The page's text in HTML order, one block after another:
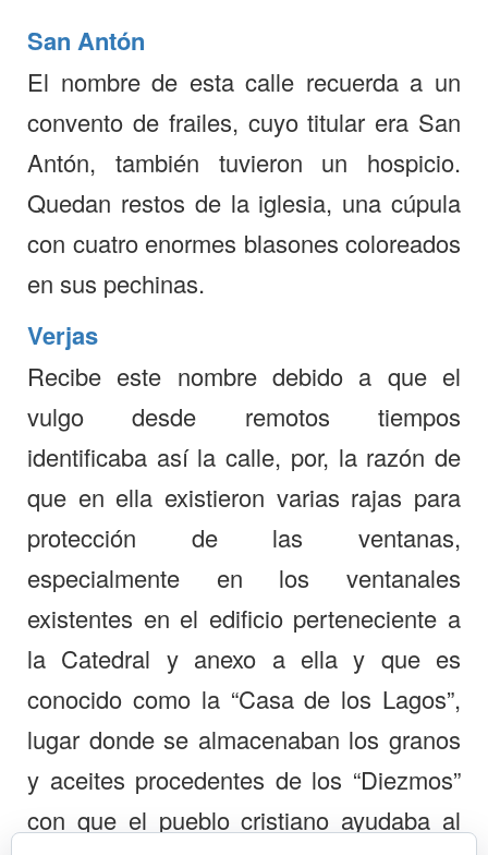
San Antón
El nombre de esta calle recuerda a un
convento de frailes, cuyo titular era San
Antón, también tuvieron un hospicio.
Quedan restos de la iglesia, una cúpula
con cuatro enormes blasones coloreados
en sus pechinas.
Verjas
Recibe este nombre debido a que el
vulgo desde remotos tiempos
identificaba así la calle, por, la razón de
que en ella existieron varias rajas para
protección de las ventanas,
especialmente en los ventanales
existentes en el edificio perteneciente a
la Catedral y anexo a ella y que es
conocido como la “Casa de los Lagos”,
lugar donde se almacenaban los granos
y aceites procedentes de los “Diezmos”
con que el pueblo cristiano ayudaba al